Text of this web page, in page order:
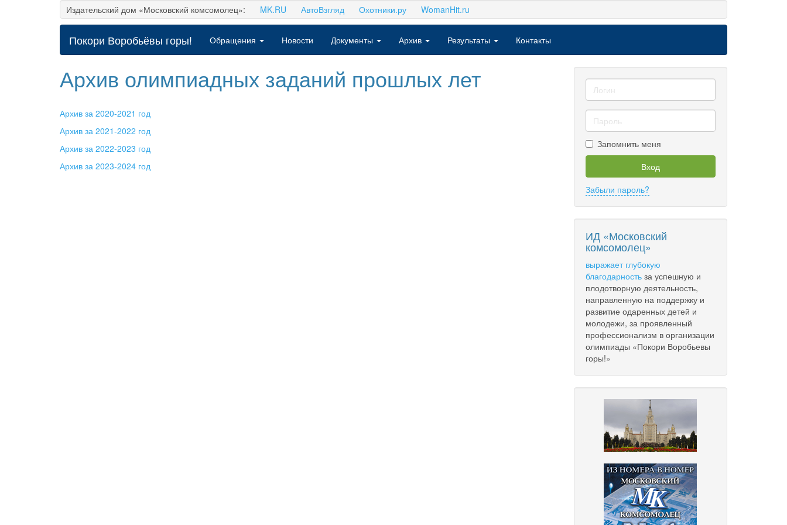
Издательский дом «Московский комсомолец»: MK.RU АвтоВзгляд Охотники.ру WomanHit.ru
Покори Воробьёвы горы! Обращения Новости Документы Архив Результаты Контакты
Архив олимпиадных заданий прошлых лет
Архив за 2020-2021 год
Архив за 2021-2022 год
Архив за 2022-2023 год
Архив за 2023-2024 год
Запомнить меня
Вход
Забыли пароль?
ИД «Московский
комсомолец»
выражает глубокую
благодарностьза успешную и
плодотворную деятельность,
направленную на поддержку и
развитие одаренных детей и
молодежи, за проявленный
профессионализм в организации
олимпиады «Покори Воробьевы
горы!»